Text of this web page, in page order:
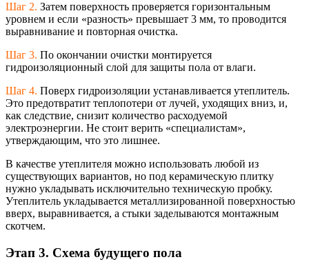
Шаг 2. Затем поверхность проверяется горизонтальным
уровнем и если «разность» превышает 3 мм, то проводится
выравнивание и повторная очистка.
Шаг 3. По окончании очистки монтируется
гидроизоляционный слой для защиты пола от влаги.
Шаг 4. Поверх гидроизоляции устанавливается утеплитель.
Это предотвратит теплопотери от лучей, уходящих вниз, и,
как следствие, снизит количество расходуемой
электроэнергии. Не стоит верить «специалистам»,
утверждающим, что это лишнее.
В качестве утеплителя можно использовать любой из
существующих вариантов, но под керамическую плитку
нужно укладывать исключительно техническую пробку.
Утеплитель укладывается металлизированной поверхностью
вверх, выравнивается, а стыки заделываются монтажным
скотчем.
Этап 3. Схема будущего пола